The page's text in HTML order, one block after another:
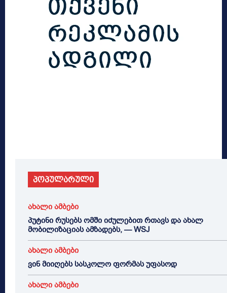
პოპულარული
ახალი ამბები
პუტინი რუსებს ომში იძულებით რთავს და ახალ
მობილიზაციას ამზადებს, — WSJ
ახალი ამბები
ვინ მიიღებს სასკოლო ფორმას უფასოდ
ახალი ამბები